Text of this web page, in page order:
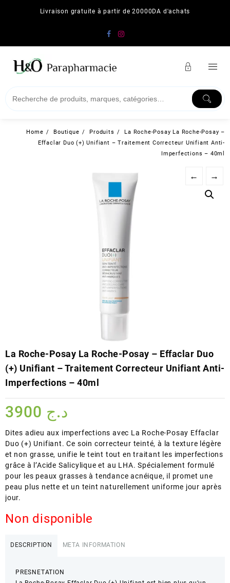
Livraison gratuite à partir de 20000DA d'achats
Home Boutique Produits
La Roche-Posay La Roche-Posay –
Effaclar Duo (+) Unifiant – Traitement Correcteur Unifiant Anti-
Imperfections – 40ml
← →
La Roche-Posay La Roche-Posay – Effaclar Duo
(+) Unifiant – Traitement Correcteur Unifiant Anti-
Imperfections – 40ml
د.ج
Dites adieu aux imperfections avec La Roche-Posay Effaclar
Duo (+) Unifiant. Ce soin correcteur teinté, à la texture légère
et non grasse, unifie le teint tout en traitant les imperfections
grâce à l’Acide Salicylique et au LHA. Spécialement formulé
pour les peaux grasses à tendance acnéique, il promet une
peau plus nette et un teint naturellement uniforme jour après
jour.
Non disponible
DESCRIPTION META INFORMATION
PRESNETATION